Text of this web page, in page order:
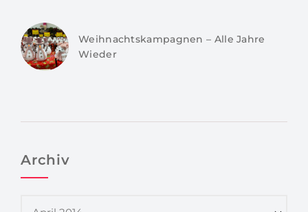
Weihnachtskampagnen – Alle Jahre
Wieder
Archiv